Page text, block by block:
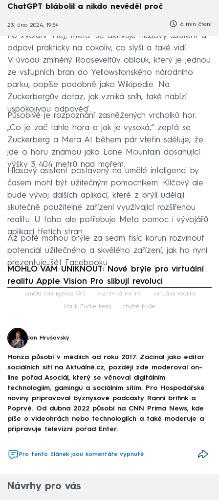
ChatGPT blábolil a nikdo nevěděl proč
23. úno 2024, 19:54 6 min čtení
Po zvolání "Hej, Meta" se aktivuje hlasový asistent a
odpoví prakticky na cokoliv, co slyší a také vidí.
V úvodu zmíněný Rooseveltův oblouk, který je jednou
ze vstupních bran do Yellowstonského národního
parku, popíše podobně jako Wikipedie. Na
Zuckerbergův dotaz, jak vzniká sníh, také nabízí
uspokojivou odpověď.
Působivé je rozpoznání zasněžených vrcholků hor.
„Co je zač tahle hora a jak je vysoká,“ zeptá se
Zuckerberg a Meta AI během pár vteřin sděluje, že
jde o horu známou jako Lone Mountain dosahující
výšky 3 404 metrů nad mořem.
Hlasový asistent postavený na umělé inteligenci by
časem mohl být užitečným pomocníkem. Klíčový ale
bude vývoj dalších aplikací, které z brýlí udělají
skutečně použitelné zařízení využívající rozšířenou
realitu. U toho ale potřebuje Meta pomoc i vývojářů
aplikací třetích stran.
Až poté mohou brýle za sedm tisíc korun rozvinout
potenciál užitečného a skvělého zařízení, jak ho nyní
prezentuje šéf Facebooku.
MOHLO VÁM UNIKNOUT: Nové brýle pro virtuální
realitu Apple Vision Pro slibují revoluci
Failed to fetch
umělá inteligence (AI) rozšířená realita virtuální realita
Mark Zuckerberg chytré brýle
Jan Hrušovský
Honza působí v médiích od roku 2017. Začínal jako editor
sociálních sítí na Aktuálně.cz, později zde moderoval on-
line pořad Asociál, který se věnoval digitálním
technologiím, gamingu a sociálním sítím. Pro Hospodářské
noviny připravoval byznysové podcasty Ranní brífink a
Poprvé. Od dubna 2022 působí na CNN Prima News, kde
píše o videohrách nebo technologiích a také moderuje a
připravuje televizní pořad Enter.
Pro tento článek jsou komentáře vypnuté
Návrhy pro vás